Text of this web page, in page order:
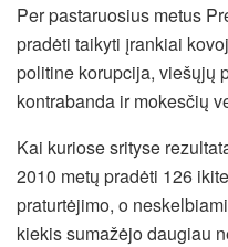
Per pastaruosius metus
pradėti taikyti įrankiai
politine korupcija, viešųjų
kontrabanda ir mokesčių
Kai kuriose srityse
2010 metų pradėti 126
praturtėjimo, o
kiekis sumažėjo daugiau